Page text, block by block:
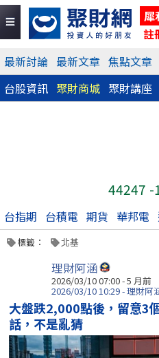
犀
註
最新討論 最新文章 焦點文章
台股資訊 聚財商城 聚財講座
44247 -
台指期 台積電 期貨 華邦電
標籤： 北基
理財阿涵
2026/03/10 07:00 - 5 月前
2026/03/10 10:29 - 理財阿
大盤跌2,000點後，留意3
話，不是亂猜